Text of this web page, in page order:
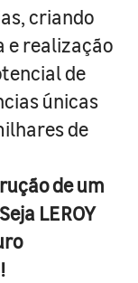
criando
e realização
de
únicas
de
de um
LEROY